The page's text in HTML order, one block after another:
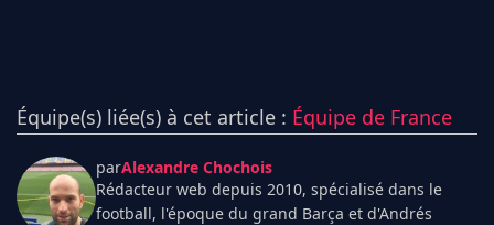
Équipe(s) liée(s) à cet article : Équipe de France
parAlexandre Chochois
Rédacteur web depuis 2010, spécialisé dans le
football, l'époque du grand Barça et d'Andrés